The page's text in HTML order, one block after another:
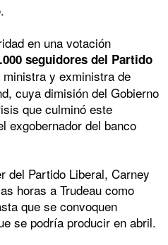
en una votación
seguidores del Partido
y exministra de
cuya dimisión del Gobierno
que culminó este
exgobernador del banco
del Partido Liberal, Carney
horas a Trudeau como
que se convoquen
se podría producir en abril.